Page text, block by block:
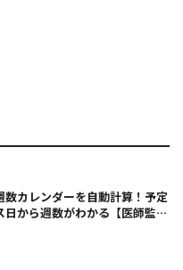
数カレンダーを自動計算！予定
日から週数がわかる【医師監